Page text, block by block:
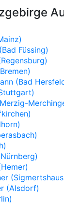
Füssing)
(Bad
(Alsdorf)